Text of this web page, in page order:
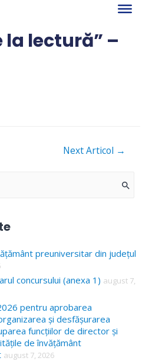
la lectură” –
Next Articol →
preuniversitar din județul
concursului (anexa 1) august 7,
pentru aprobarea
și desfășurarea
funcțiilor de director și
de învățământ
august 7, 2026